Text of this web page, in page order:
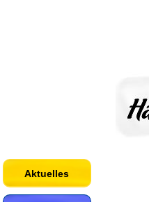
Aktuelles